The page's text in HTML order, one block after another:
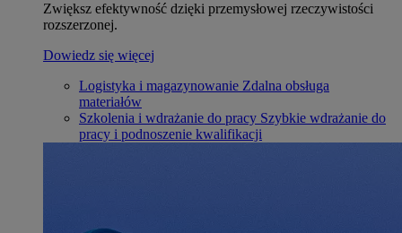
Zwiększ efektywność dzięki przemysłowej rzeczywistości
rozszerzonej.
Dowiedz się więcej
Logistyka i magazynowanie Zdalna obsługa
materiałów
Szkolenia i wdrażanie do pracy Szybkie wdrażanie do
pracy i podnoszenie kwalifikacji